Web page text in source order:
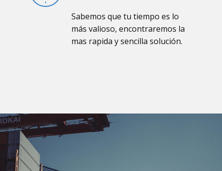
Sabemos que tu tiempo es lo
más valioso, encontraremos la
mas rapida y sencilla solución.